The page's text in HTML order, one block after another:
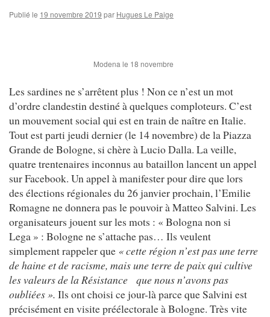
Publié le 19 novembre 2019 par Hugues Le Paige
Modena le 18 novembre
Les sardines ne s’arrêtent plus ! Non ce n’est un mot
d’ordre clandestin destiné à quelques comploteurs. C’est
un mouvement social qui est en train de naître en Italie.
Tout est parti jeudi dernier (le 14 novembre) de la Piazza
Grande de Bologne, si chère à Lucio Dalla. La veille,
quatre trentenaires inconnus au bataillon lancent un appel
sur Facebook. Un appel à manifester pour dire que lors
des élections régionales du 26 janvier prochain, l’Emilie
Romagne ne donnera pas le pouvoir à Matteo Salvini. Les
organisateurs jouent sur les mots : « Bologna non si
Lega » : Bologne ne s’attache pas… Ils veulent
simplement rappeler que « cette région n’est pas une terre
de haine et de racisme, mais une terre de paix qui cultive
les valeurs de la Résistance que nous n’avons pas
oubliées ». Ils ont choisi ce jour-là parce que Salvini est
précisément en visite préélectorale à Bologne. Très vite